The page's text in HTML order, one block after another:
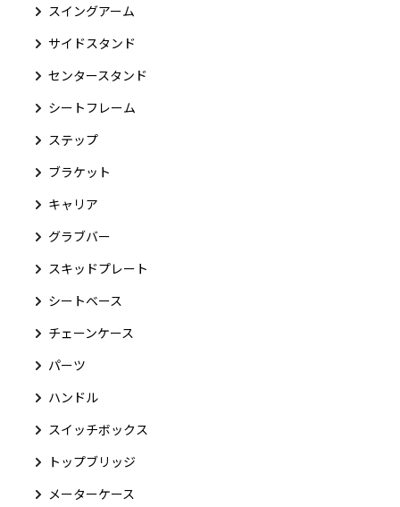
スイングアーム
サイドスタンド
センタースタンド
シートフレーム
ステップ
ブラケット
キャリア
グラブバー
スキッドプレート
シートベース
チェーンケース
パーツ
ハンドル
スイッチボックス
トップブリッジ
メーターケース